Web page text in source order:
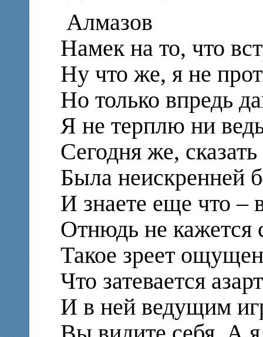
Алмазов
Намек на то, что
Ну что же, я не
Но только впредь
Я не терплю ни
Сегодня же,
Была неискренней
И знаете еще что –
Отнюдь не кажется
Такое зреет
Что затевается
И в ней ведущим